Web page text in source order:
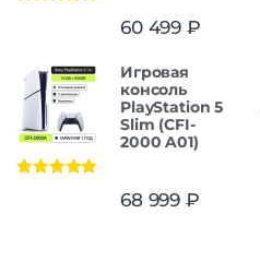
60 499 ₽
Игровая
консоль
PlayStation 5
Slim (CFI-
2000 A01)
68 999 ₽